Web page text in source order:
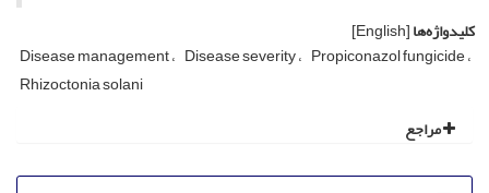
کلیدواژه‌ها[English]
Disease management Disease severity Propiconazol fungicide
Rhizoctonia solani
مراجع